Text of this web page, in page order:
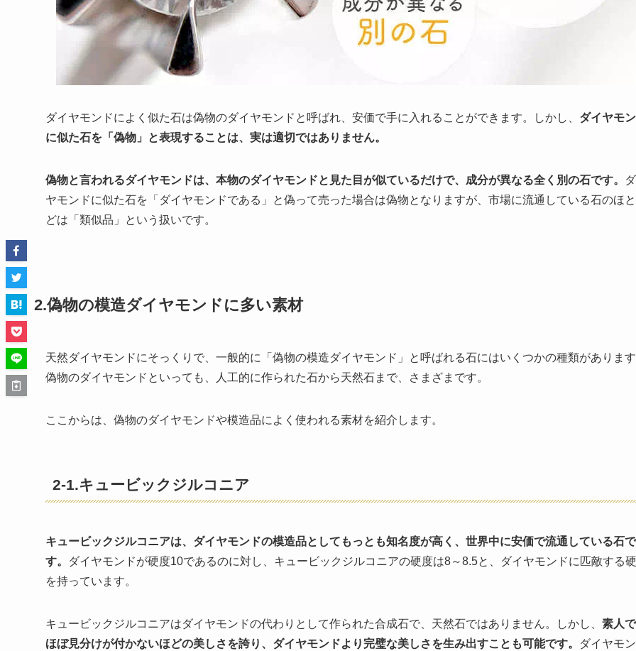
ダイヤモンドによく似た石は偽物のダイヤモンドと呼ばれ、安価で手に入れることができます。しかし、 ダイヤモ
に似た石を「偽物」と表現することは、実は適切ではありません。
偽物と言われるダイヤモンドは、本物のダイヤモンドと見た目が似ているだけで、成分が異なる全く別の石です。
ヤモンドに似た石を「ダイヤモンドである」と偽って売った場合は偽物となりますが、市場に流通している石のほ
どは「類似品」という扱いです。
2.偽物の模造ダイヤモンドに多い素材
天然ダイヤモンドにそっくりで、一般的に「偽物の模造ダイヤモンド」と呼ばれる石にはいくつかの種類がありま
偽物のダイヤモンドといっても、人工的に作られた石から天然石まで、さまざまです。
ここからは、偽物のダイヤモンドや模造品によく使われる素材を紹介します。
2-1.キュービックジルコニア
キュービックジルコニアは、ダイヤモンドの模造品としてもっとも知名度が高く、世界中に安価で流通している石で
す。
ダイヤモンドが硬度10であるのに対し、キュービックジルコニアの硬度は8～8.5と、ダイヤモンドに匹敵する
を持っています。
キュービックジルコニアはダイヤモンドの代わりとして作られた合成石で、天然石ではありません。しかし、 素人
ほぼ見分けが付かないほどの美しさを誇り、ダイヤモンドより完璧な美しさを生み出すことも可能です。
ダイヤモ